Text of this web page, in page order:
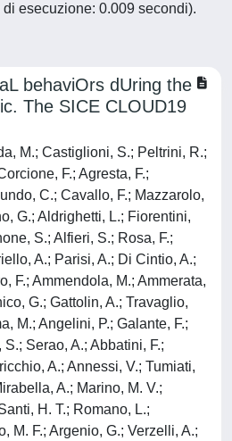
esecuzione: 0.009 secondi).
behaviOrs dUring the
The SICE CLOUD19
M.; Castiglioni, S.; Peltrini, R.;
F.; Agresta, F.;
C.; Cavallo, F.; Mazzarolo,
G.; Aldrighetti, L.; Fiorentini,
S.; Alfieri, S.; Rosa, F.;
A.; Parisi, A.; Di Cintio, A.;
F.; Ammendola, M.; Ammerata,
G.; Gattolin, A.; Travaglio,
M.; Angelini, P.; Galante, F.;
Serao, A.; Abbatini, F.;
A.; Annessi, V.; Tumiati,
A.; Marino, M. V.;
H. T.; Romano, L.;
M. F.; Argenio, G.; Verzelli, A.;